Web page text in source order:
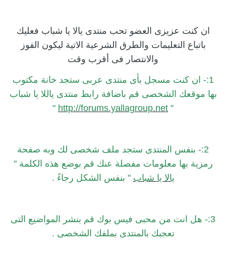
ان كنت عزيزى العضو تحب منتدى يالا يا شباب فعليك
باتباع التعليمات والطرق الشرعية الاتية ليكون الفوز
والانتصار فى أقرب وقت
1:- ان كنت مسجل بأى منتدى عربى ستجد خانة مكتوب
بها موقعك الشخصى قم باضافة رابط منتدى ياللا يا شباب
"
http://forums.yallagroup.net
"
2:- بنفس المنتدى ستجد ملف شخصى لك وبه صفحة
رمزية بها معلومات مفصلة عنك قم بوضع هذه الكلمة "
يالا يا شباب" بنفس الشكل رجاءً .
3:- هل انت من محبى فيس بوك قم بنشر المواضيع التى
تعجبك بالمنتدى بملفك الشخصى .